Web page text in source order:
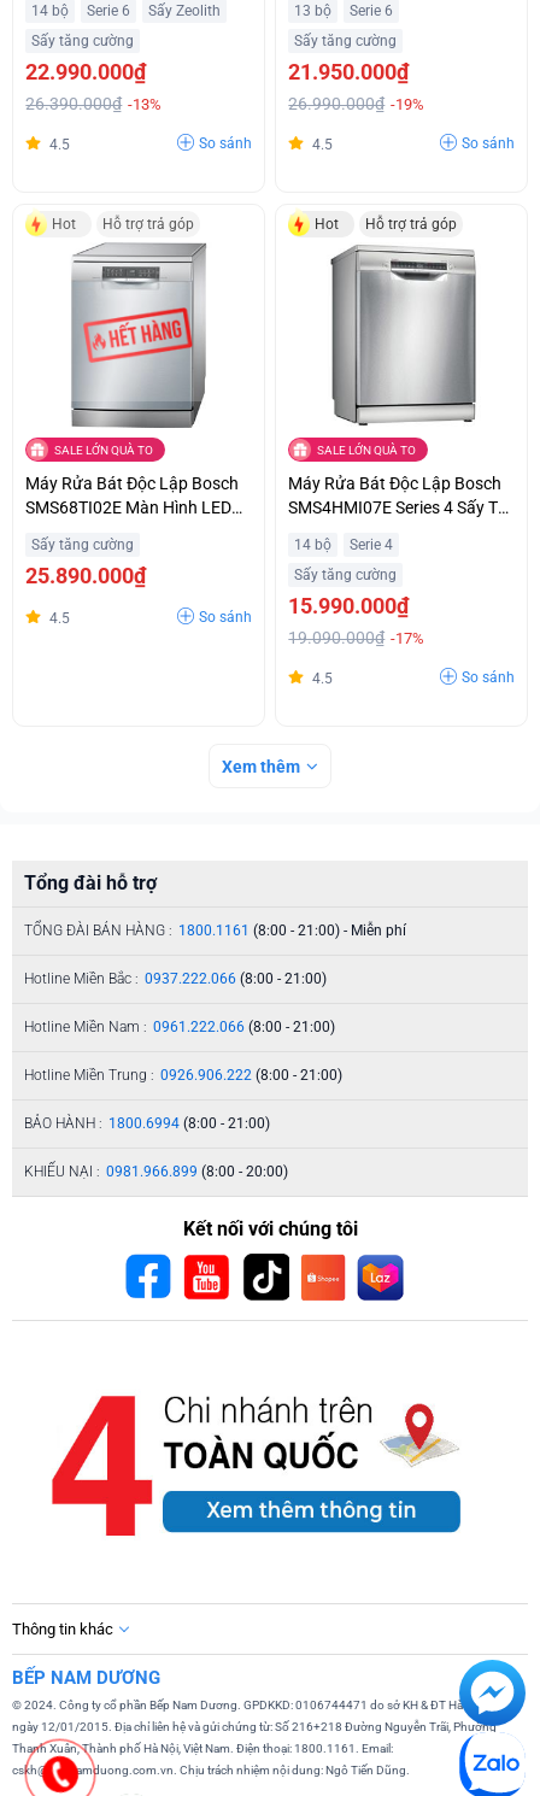
14 bộ Serie 6
Sấy Zeolith
Sấy tăng cường
22.990.000₫
26.390.000₫ -13%
4.5 So sánh
Trợ Trả Góp
13 bộ
Serie 6
Sấy tăng cường
21.950.000₫
26.990.000₫ -19%
4.5 So sánh
Hot Hỗ trợ trả góp
SALE LỚN QUÀ TO
Máy Rửa Bát Độc Lập Bosch
SMS68TI02E Màn Hình LED
Không Lãi Suất
Sấy tăng cường
25.890.000₫
4.5 So sánh
Hot Hỗ trợ trả góp
SALE LỚN QUÀ TO
Máy Rửa Bát Độc Lập Bosch
SMS4HMI07E Series 4 Sấy Tự
14 bộ
Serie 4
Sấy tăng cường
15.990.000₫
19.090.000₫ -17%
4.5 So sánh
Xem thêm
Tổng đài hỗ trợ
TỔNG ĐÀI BÁN HÀNG : 1800.1161 (8:00 - 21:00) - Miễn phí
Hotline Miền Bắc : 0937.222.066 (8:00 - 21:00)
Hotline Miền Nam : 0961.222.066 (8:00 - 21:00)
Hotline Miền Trung : 0926.906.222 (8:00 - 21:00)
BẢO HÀNH : 1800.6994 (8:00 - 21:00)
KHIẾU NẠI : 0981.966.899 (8:00 - 20:00)
Kết nối với chúng tôi
Thông tin khác
BẾP NAM DƯƠNG
© 2024. Công ty cổ phần Bếp Nam Dương. GPDKKD: 0106744471 do sở KH & ĐT Hà Nội cấp
ngày 12/01/2015. Địa chỉ liên hệ và gửi chứng từ: Số 216+218 Đường Nguyễn Trãi, Phường
Thanh Xuân, Thành phố Hà Nội, Việt Nam. Điện thoại: 1800.1161. Email:
cskh@bepnamduong.com.vn. Chịu trách nhiệm nội dung: Ngô Tiến Dũng.